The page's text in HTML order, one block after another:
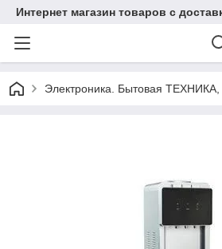
Интернет магазин товаров с
Электроника. Бытовая